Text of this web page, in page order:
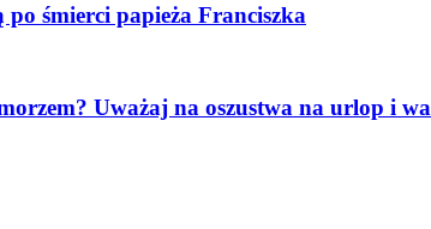
po śmierci papieża Franciszka
Uważaj na oszustwa na urlop i